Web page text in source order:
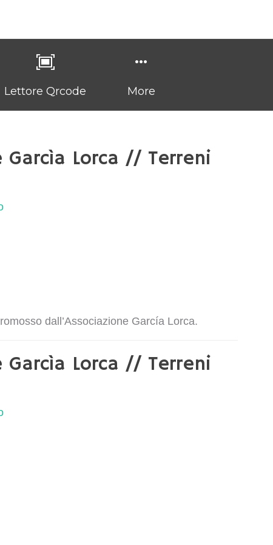
Lettore Qrcode More
Lorca // Terreni
dall’Associazione García Lorca.
Lorca // Terreni